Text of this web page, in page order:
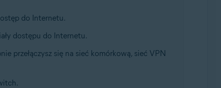
do Internetu.
dostępu do Internetu.
przełączysz się na sieć komórkową, sieć VPN